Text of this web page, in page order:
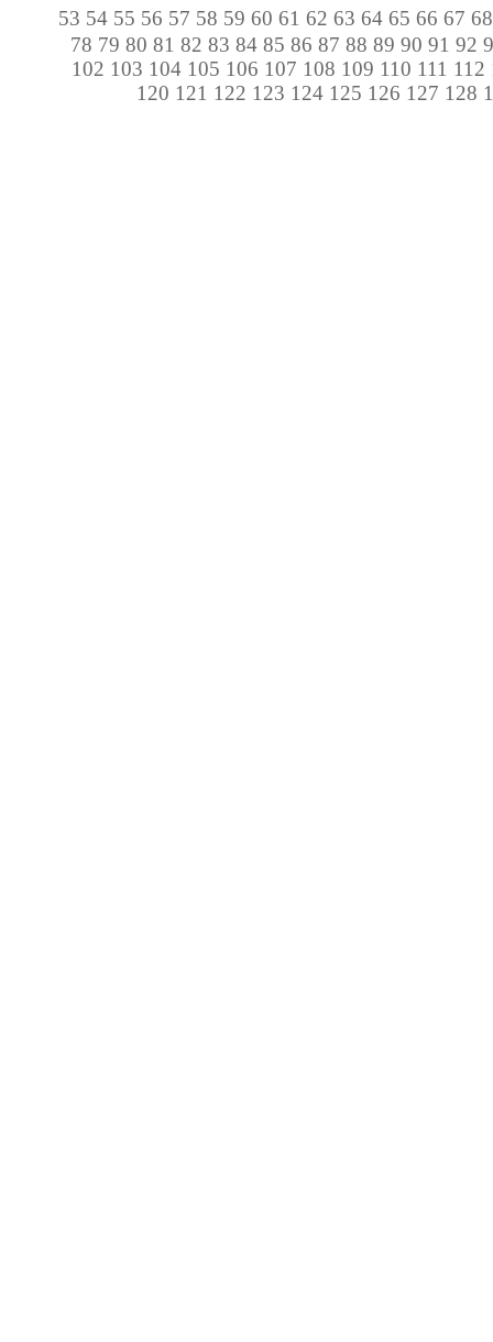
53 54 55 56 57 58 59 60 61 62 63 64 65 66 67 68
78 79 80 81 82 83 84 85 86 87 88 89 90 91 92
102 103 104 105 106 107 108 109 110 111 112
120 121 122 123 124 125 126 127 128